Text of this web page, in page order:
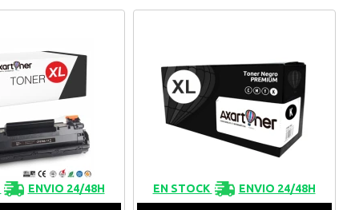
ENVIO 24/48H EN STOCK ENVIO 24/48H